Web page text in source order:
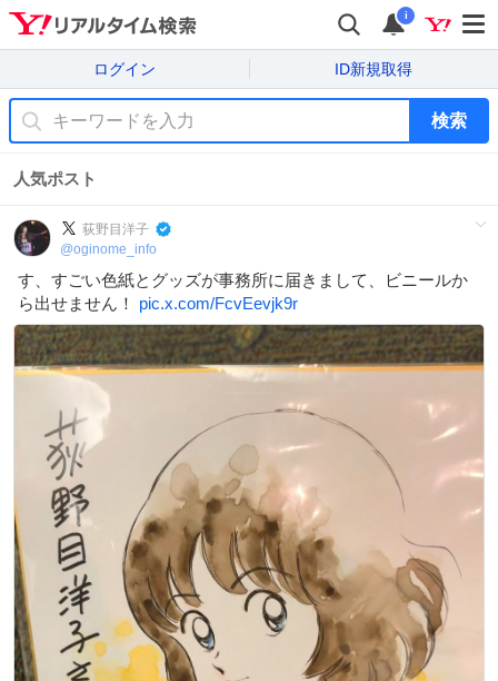
i
ログイン ID新規取得
検索
人気ポスト
荻野目洋子
@oginome_info
す、すごい色紙とグッズが事務所に届きまして、ビニールか
ら出せません！ pic.x.com/FcvEevjk9r